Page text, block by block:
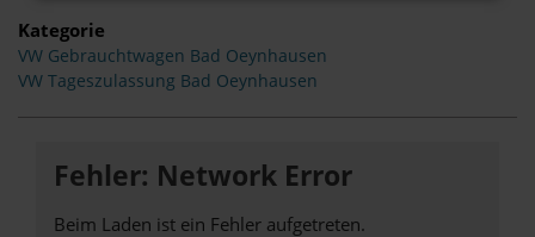
Kategorie
VW Gebrauchtwagen Bad Oeynhausen
VW Tageszulassung Bad Oeynhausen
Fehler: Network Error
Beim Laden ist ein Fehler aufgetreten.